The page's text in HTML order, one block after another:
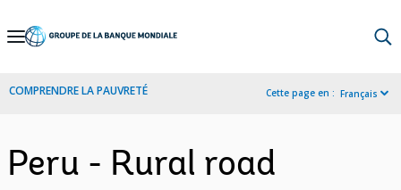
Skip
Navigation
COMPRENDRE LA PAUVRETÉ Cette page en : Français
Peru - Rural road